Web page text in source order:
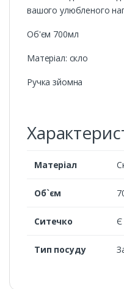
вашого улюбленого
Об'єм 700мл
Матеріал: скло
Ручка зйомна
Матеріал
Об`єм
Ситечко Є
Тип посуду